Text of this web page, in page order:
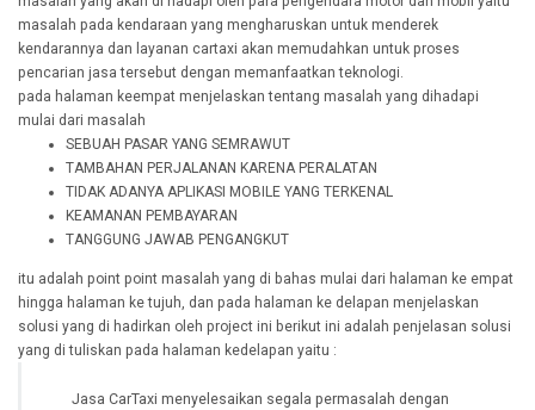
masalah pada kendaraan yang mengharuskan untuk menderek
kendarannya dan layanan cartaxi akan memudahkan untuk proses
pencarian jasa tersebut dengan memanfaatkan teknologi.
pada halaman keempat menjelaskan tentang masalah yang dihadapi
mulai dari masalah
SEBUAH PASAR YANG SEMRAWUT
TAMBAHAN PERJALANAN KARENA PERALATAN
TIDAK ADANYA APLIKASI MOBILE YANG TERKENAL
KEAMANAN PEMBAYARAN
TANGGUNG JAWAB PENGANGKUT
itu adalah point point masalah yang di bahas mulai dari halaman ke empat
hingga halaman ke tujuh, dan pada halaman ke delapan menjelaskan
solusi yang di hadirkan oleh project ini berikut ini adalah penjelasan solusi
yang di tuliskan pada halaman kedelapan yaitu :
Jasa CarTaxi menyelesaikan segala permasalah dengan